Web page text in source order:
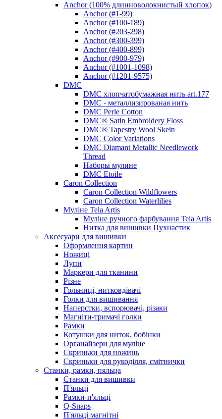
Anchor (100% длинноволокнистый хлопок)
Anchor (#1-99)
Anchor (#100-189)
Anchor (#203-298)
Anchor (#300-399)
Anchor (#400-899)
Anchor (#900-979)
Anchor (#1001-1098)
Anchor (#1201-9575)
DMC
DMC хлопчатобумажная нить art.177
DMC - металлизированая нить
DMC Perle Cotton
DMC® Satin Embroidery Floss
DMC® Tapestry Wool Skein
DMC Color Variations
DMC Diamant Metallic Needlework
Thread
Наборы мулине
DMC Etoile
Caron Collection
Caron Collection Wildflowers
Caron Collection Waterlilies
Муліне Tela Artis
Муліне ручного фарбування Tela Artis
Нитка для вишивки Пухнастик
Аксесуари для вишивки
Оформлення картин
Ножиці
Лупи
Маркери для тканини
Різне
Гольниці, нитковдівачі
Голки для вишивання
Наперстки, вспорювачі, різаки
Магніти-тримачі голки
Рамки
Котушки для ниток, бобінки
Органайзери для муліне
Скриньки для ножиць
Скриньки для рукоділля, смітнички
Станки, рамки, пяльца
Станки для вишивки
П'яльці
Рамки-п'яльці
Q-Snaps
П'яльці магнітні